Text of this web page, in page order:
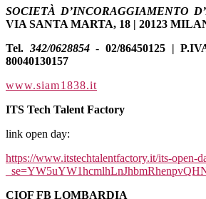
SOCIETÀ D’INCORAGGIAMENTO
VIA SANTA MARTA, 18 | 20123
Tel. 342/0628854- 02/86450125 |
80040130157
www.siam1838.it
ITS Tech Talent Factory
link open day:
https://www.itstechtalentfactory.it/its-open-
CIOF FB LOMBARDIA